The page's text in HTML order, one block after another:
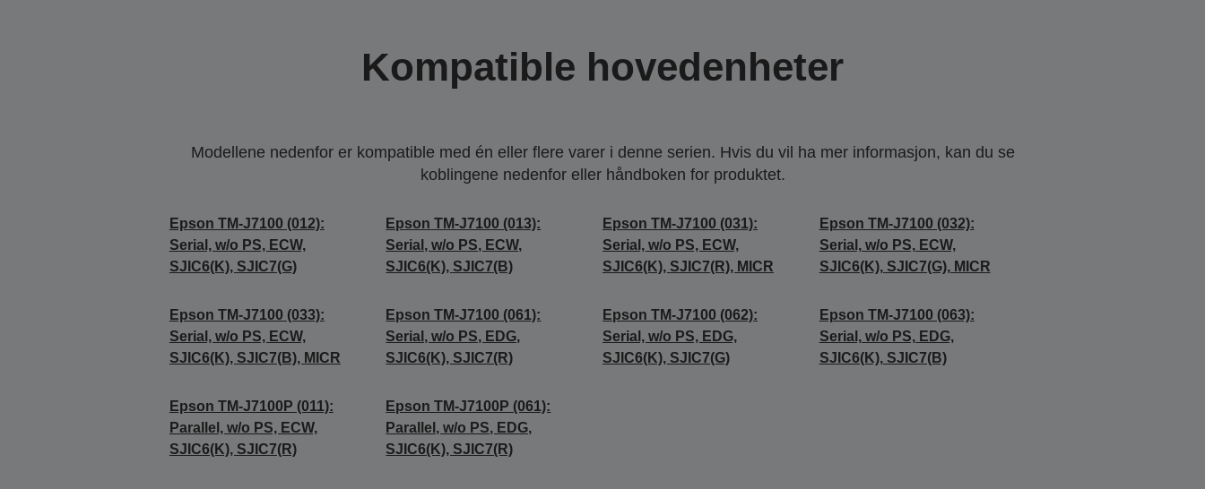
Kompatible hovedenheter
Modellene nedenfor er kompatible med én eller flere varer i denne serien. Hvis du vil ha mer informasjon, kan du se
koblingene nedenfor eller håndboken for produktet.
Epson TM-J7100 (012):
Serial, w/o PS, ECW,
SJIC6(K), SJIC7(G)
Epson TM-J7100 (013):
Serial, w/o PS, ECW,
SJIC6(K), SJIC7(B)
Epson TM-J7100 (031):
Serial, w/o PS, ECW,
SJIC6(K), SJIC7(R), MICR
Epson TM-J7100 (032):
Serial, w/o PS, ECW,
SJIC6(K), SJIC7(G), MICR
Epson TM-J7100 (033):
Serial, w/o PS, ECW,
SJIC6(K), SJIC7(B), MICR
Epson TM-J7100 (061):
Serial, w/o PS, EDG,
SJIC6(K), SJIC7(R)
Epson TM-J7100 (062):
Serial, w/o PS, EDG,
SJIC6(K), SJIC7(G)
Epson TM-J7100 (063):
Serial, w/o PS, EDG,
SJIC6(K), SJIC7(B)
Epson TM-J7100P (011):
Parallel, w/o PS, ECW,
SJIC6(K), SJIC7(R)
Epson TM-J7100P (061):
Parallel, w/o PS, EDG,
SJIC6(K), SJIC7(R)